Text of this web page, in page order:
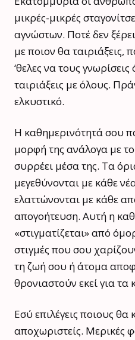
μικρές-μικρές
αγνώστων. Ποτέ δεν
με ποιον θα ταιριάξεις,
‘θελες να τους
ταιριάξεις με όλους.
ελκυστικό.
Η καθημερινότητά σου
μορφή της ανάλογα με
συρρέει μέσα της. Τα
μεγεθύνονται με κάθε
ελαττώνονται με κάθε
απογοήτευση. Αυτή η
«στιγματίζεται» από
στιγμές που σου
τη ζωή σου ή άτομα
θρονιαστούν εκεί για τα
Εσύ επιλέγεις ποιους θα
αποχωριστείς. Μερικές